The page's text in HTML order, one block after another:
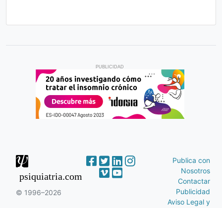
PUBLICIDAD
psiquiatria.com
© 1996–2026
Publica con
Nosotros
Contactar
Publicidad
Aviso Legal y